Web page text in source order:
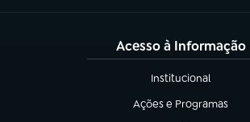
Acesso à Informação
Institucional
(abre em nova aba)
Ações e Programas
(abre em nova aba)